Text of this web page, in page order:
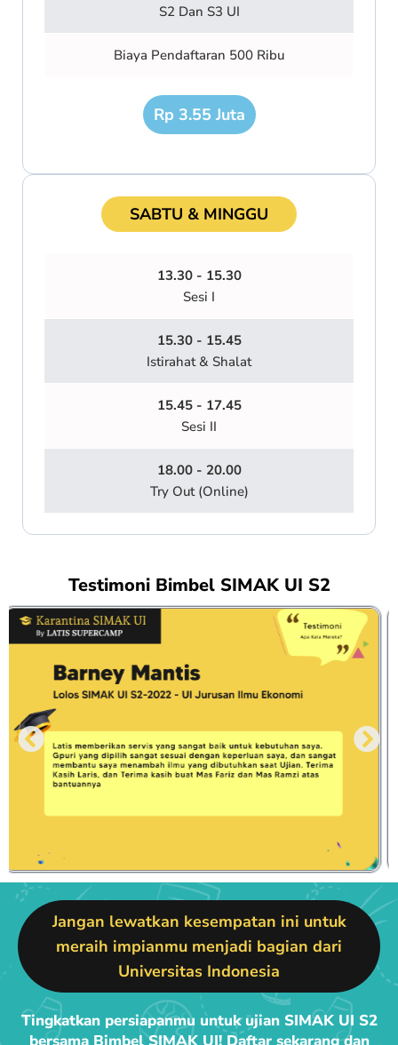
S2 Dan S3 UI
Biaya Pendaftaran 500 Ribu
Rp 3.55 Juta
SABTU & MINGGU
13.30 - 15.30
Sesi I
15.30 - 15.45
Istirahat & Shalat
15.45 - 17.45
Sesi II
18.00 - 20.00
Try Out (Online)
Testimoni Bimbel SIMAK UI S2
Jangan lewatkan kesempatan ini untuk
meraih impianmu menjadi bagian dari
Universitas Indonesia
Tingkatkan persiapanmu untuk ujian SIMAK UI S2